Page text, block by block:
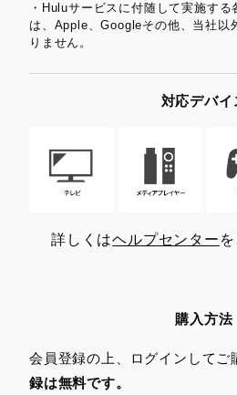
・Huluサービスに付随して実施す
は、Apple、Googleその他、当社以
りません。
対応デバイ
詳しくはヘルプセンター
購入方法
会員登録の上、ログインしてご
録は無料です。